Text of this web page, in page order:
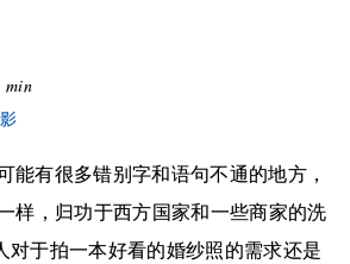
min
能有很多错别字和语句不通的地方，
样，归功于西方国家和一些商家的洗
对于拍一本好看的婚纱照的需求还是